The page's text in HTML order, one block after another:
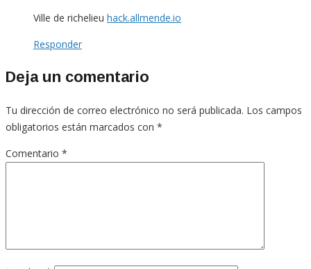
Ville de richelieu hack.allmende.io
Responder
Deja un comentario
Tu dirección de correo electrónico no será publicada. Los campos
obligatorios están marcados con *
Comentario *